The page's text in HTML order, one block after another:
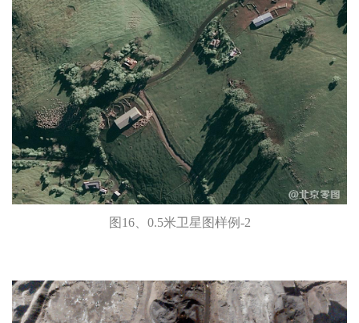
图16、0.5米卫星图样例-2